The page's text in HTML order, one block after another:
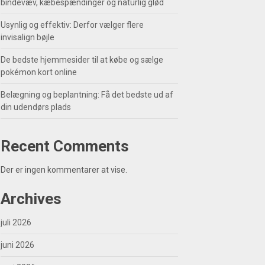
bindevæv, kæbespændinger og naturlig glød
Usynlig og effektiv: Derfor vælger flere
invisalign bøjle
De bedste hjemmesider til at købe og sælge
pokémon kort online
Belægning og beplantning: Få det bedste ud af
din udendørs plads
Recent Comments
Der er ingen kommentarer at vise.
Archives
juli 2026
juni 2026